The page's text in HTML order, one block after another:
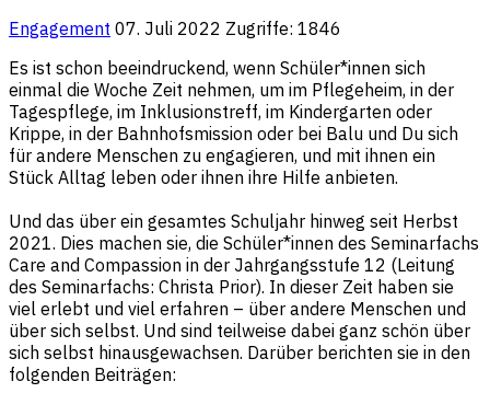
Engagement 07. Juli 2022 Zugriffe: 1846
Es ist schon beeindruckend, wenn Schüler*innen sich
einmal die Woche Zeit nehmen, um im Pflegeheim, in der
Tagespflege, im Inklusionstreff, im Kindergarten oder
Krippe, in der Bahnhofsmission oder bei Balu und Du sich
für andere Menschen zu engagieren, und mit ihnen ein
Stück Alltag leben oder ihnen ihre Hilfe anbieten.
Und das über ein gesamtes Schuljahr hinweg seit Herbst
2021. Dies machen sie, die Schüler*innen des Seminarfachs
Care and Compassion in der Jahrgangsstufe 12 (Leitung
des Seminarfachs: Christa Prior). In dieser Zeit haben sie
viel erlebt und viel erfahren – über andere Menschen und
über sich selbst. Und sind teilweise dabei ganz schön über
sich selbst hinausgewachsen. Darüber berichten sie in den
folgenden Beiträgen: